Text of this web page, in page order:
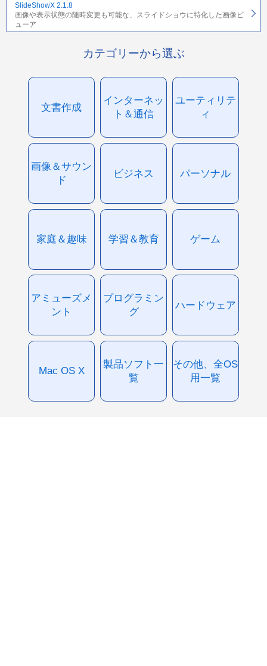
SlideShowX 2.1.8
画像や表示状態の随時変更も可能な、スライドショウに特化した画像ビ
ューア
カテゴリーから選ぶ
文書作成
インターネッ
ト＆通信
ユーティリテ
ィ
画像＆サウン
ド
ビジネス パーソナル
家庭＆趣味 学習＆教育 ゲーム
アミューズメ
ント
プログラミン
グ
ハードウェア
Mac OS X
製品ソフト一
覧
その他、全OS
用一覧